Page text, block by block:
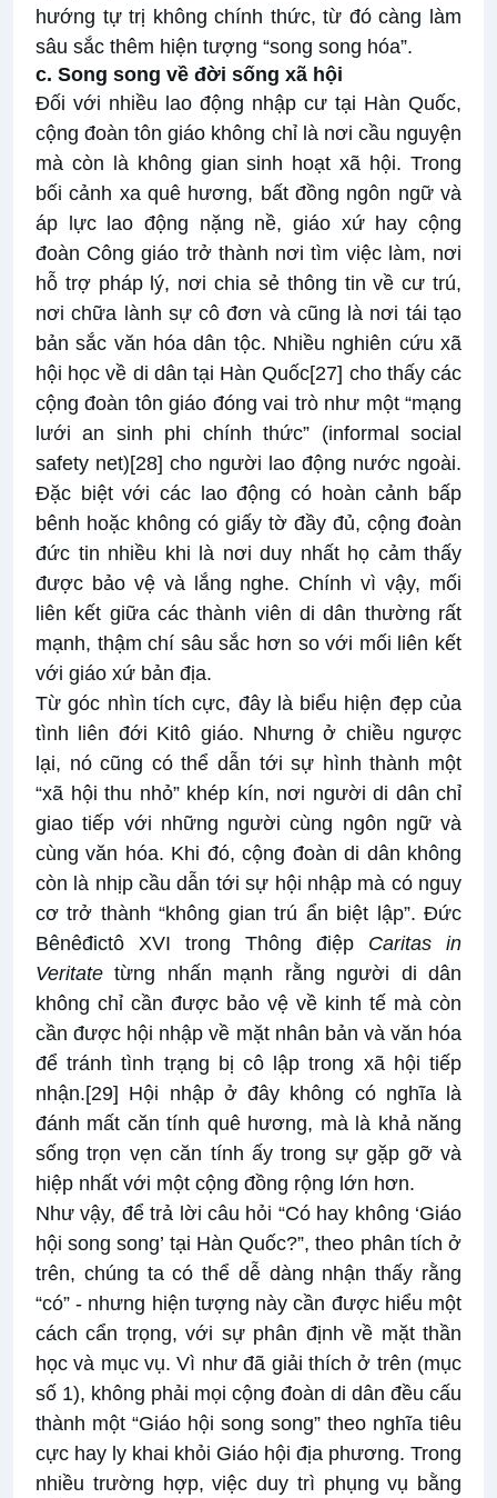
hướng tự trị không chính thức, từ đó càng làm
sâu sắc thêm hiện tượng “song song hóa”.
c. Song song về đời sống xã hội
Đối với nhiều lao động nhập cư tại Hàn Quốc,
cộng đoàn tôn giáo không chỉ là nơi cầu nguyện
mà còn là không gian sinh hoạt xã hội. Trong
bối cảnh xa quê hương, bất đồng ngôn ngữ và
áp lực lao động nặng nề, giáo xứ hay cộng
đoàn Công giáo trở thành nơi tìm việc làm, nơi
hỗ trợ pháp lý, nơi chia sẻ thông tin về cư trú,
nơi chữa lành sự cô đơn và cũng là nơi tái tạo
bản sắc văn hóa dân tộc. Nhiều nghiên cứu xã
hội học về di dân tại Hàn Quốc[27] cho thấy các
cộng đoàn tôn giáo đóng vai trò như một “mạng
lưới an sinh phi chính thức” (informal social
safety net)[28] cho người lao động nước ngoài.
Đặc biệt với các lao động có hoàn cảnh bấp
bênh hoặc không có giấy tờ đầy đủ, cộng đoàn
đức tin nhiều khi là nơi duy nhất họ cảm thấy
được bảo vệ và lắng nghe. Chính vì vậy, mối
liên kết giữa các thành viên di dân thường rất
mạnh, thậm chí sâu sắc hơn so với mối liên kết
với giáo xứ bản địa.
Từ góc nhìn tích cực, đây là biểu hiện đẹp của
tình liên đới Kitô giáo. Nhưng ở chiều ngược
lại, nó cũng có thể dẫn tới sự hình thành một
“xã hội thu nhỏ” khép kín, nơi người di dân chỉ
giao tiếp với những người cùng ngôn ngữ và
cùng văn hóa. Khi đó, cộng đoàn di dân không
còn là nhịp cầu dẫn tới sự hội nhập mà có nguy
cơ trở thành “không gian trú ẩn biệt lập”. Đức
Bênêđictô XVI trong Thông điệp Caritas in
Veritate từng nhấn mạnh rằng người di dân
không chỉ cần được bảo vệ về kinh tế mà còn
cần được hội nhập về mặt nhân bản và văn hóa
để tránh tình trạng bị cô lập trong xã hội tiếp
nhận.[29] Hội nhập ở đây không có nghĩa là
đánh mất căn tính quê hương, mà là khả năng
sống trọn vẹn căn tính ấy trong sự gặp gỡ và
hiệp nhất với một cộng đồng rộng lớn hơn.
Như vậy, để trả lời câu hỏi “Có hay không ‘Giáo
hội song song’ tại Hàn Quốc?”, theo phân tích ở
trên, chúng ta có thể dễ dàng nhận thấy rằng
“có” - nhưng hiện tượng này cần được hiểu một
cách cẩn trọng, với sự phân định về mặt thần
học và mục vụ. Vì như đã giải thích ở trên (mục
số 1), không phải mọi cộng đoàn di dân đều cấu
thành một “Giáo hội song song” theo nghĩa tiêu
cực hay ly khai khỏi Giáo hội địa phương. Trong
nhiều trường hợp, việc duy trì phụng vụ bằng